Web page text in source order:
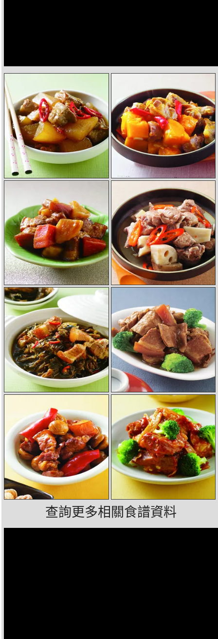
查詢更多相關食譜資料